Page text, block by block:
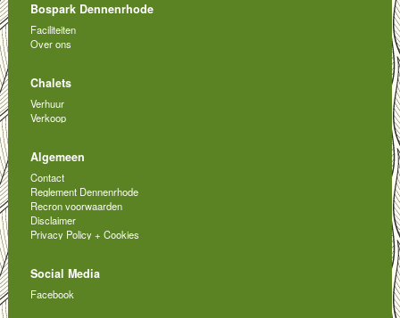
Bospark Dennenrhode
Faciliteiten
Over ons
Chalets
Verhuur
Verkoop
Algemeen
Contact
Reglement Dennenrhode
Recron voorwaarden
Disclaimer
Privacy Policy + Cookies
Social Media
Facebook